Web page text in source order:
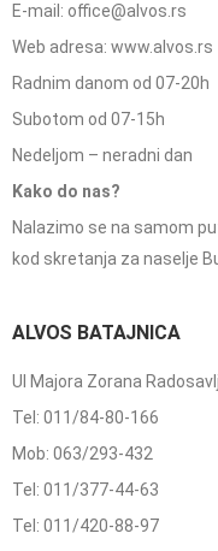
E-mail: office@alvos.rs
Web adresa: www.alvos.rs
Radnim danom od 07-20h
Subotom od 07-15h
Nedeljom – neradni dan
Kako do nas?
Nalazimo se na samom
kod skretanja za naselje
ALVOS BATAJNICA
Ul Majora Zorana
Tel: 011/84-80-166
Mob: 063/293-432
Tel: 011/377-44-63
Tel: 011/420-88-97